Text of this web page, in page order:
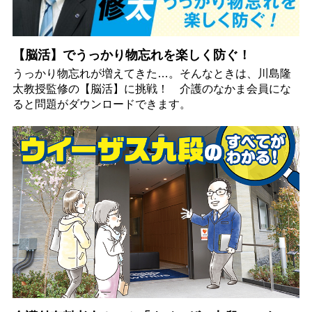
【脳活】でうっかり物忘れを楽しく防ぐ！
うっかり物忘れが増えてきた…。そんなときは、川島隆
太教授監修の【脳活】に挑戦！ 介護のなかま会員にな
ると問題がダウンロードできます。